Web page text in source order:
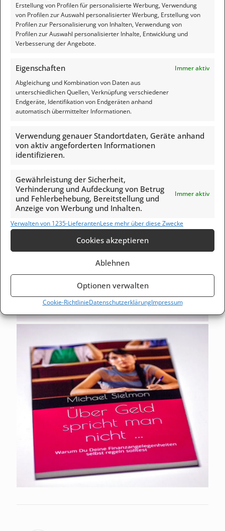
Erstellung von Profilen für personalisierte Werbung, Verwendung
von Profilen zur Auswahl personalisierter Werbung, Erstellung von
Profilen zur Personalisierung von Inhalten, Verwendung von
Profilen zur Auswahl personalisierter Inhalte, Entwicklung und
Verbesserung der Angebote.
Eigenschaften
Immer aktiv
Abgleichung und Kombination von Daten aus
unterschiedlichen Quellen, Verknüpfung verschiedener
Endgeräte, Identifikation von Endgeräten anhand
automatisch übermittelter Informationen.
Verwendung genauer Standortdaten, Geräte anhand
von aktiv angeforderten Informationen
identifizieren.
Gewährleistung der Sicherheit,
Verhinderung und Aufdeckung von Betrug
und Fehlerbehebung, Bereitstellung und
Anzeige von Werbung und Inhalten.
Immer aktiv
Verwalten von 1235-LieferantenLese mehr über diese Zwecke
Cookies akzeptieren
Ablehnen
Optionen verwalten
Cookie-RichtlinieDatenschutzerklärungImpressum
Diese Website verwendet Akismet, um Spam zu reduzieren.
Erfahre, wie deine Kommentardaten verarbeitet werden.
Suche
Werbung
Beide Bücher jetzt auf AMAZON kaufen: